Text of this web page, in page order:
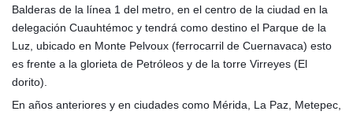
Balderas de la línea 1 del metro, en el centro de la ciudad en la
delegación Cuauhtémoc y tendrá como destino el Parque de la
Luz, ubicado en Monte Pelvoux (ferrocarril de Cuernavaca) esto
es frente a la glorieta de Petróleos y de la torre Virreyes (El
dorito).
En años anteriores y en ciudades como Mérida, La Paz, Metepec,